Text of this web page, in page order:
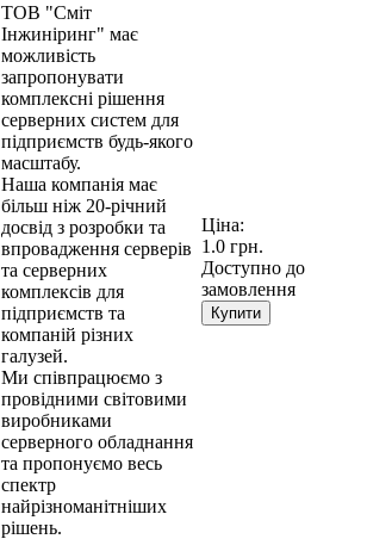
ТОВ "Сміт
Інжиніринг" має
можливість
запропонувати
комплексні рішення
серверних систем для
підприємств будь-якого
масштабу.
Наша компанія має
більш ніж 20-річний
досвід з розробки та
впровадження серверів
та серверних
комплексів для
підприємств та
компаній різних
галузей.
Ми співпрацюємо з
провідними світовими
виробниками
серверного обладнання
та пропонуємо весь
спектр
найрізноманітніших
рішень.
Ціна:
1.0 грн.
Доступно до
замовлення
Купити